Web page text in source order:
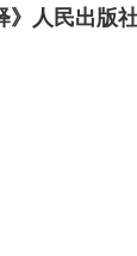
人民出版